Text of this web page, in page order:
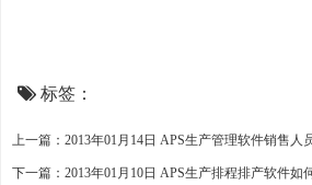
标签：
上一篇：2013年01月14日 APS生产管理软件销售人
下一篇：2013年01月10日 APS生产排程排产软件如